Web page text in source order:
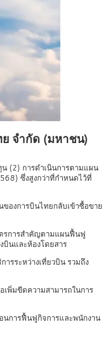
จำกัด (มหาชน)
(2) การดำเนินการตามแผน
ซึ่งสูงกว่าที่กำหนดไว้ที่
องการบินไทยกลับเข้าซื้อขาย
รการสำคัญตามแผนฟื้นฟู
บินและห้องโดยสาร
รระหว่างเที่ยวบิน รวมถึง
เพิ่มขีดความสามารถในการ
นการฟื้นฟูกิจการและพนักงาน